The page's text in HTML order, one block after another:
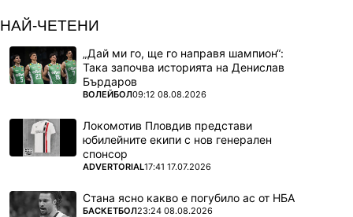
НАЙ-ЧЕТЕНИ
„Дай ми го, ще го направя шампион“:
Така започва историята на Денислав
Бърдаров
ПОВЕЧЕ ОТ
ВОЛЕЙБОЛ09:12 08.08.2026
Локомотив Пловдив представи
юбилейните екипи с нов генерален
спонсор
ПОВЕЧЕ ОТ
ADVERTORIAL17:41 17.07.2026
Стана ясно какво е погубило ас от НБА
ПОВЕЧЕ ОТ
БАСКЕТБОЛ23:24 08.08.2026